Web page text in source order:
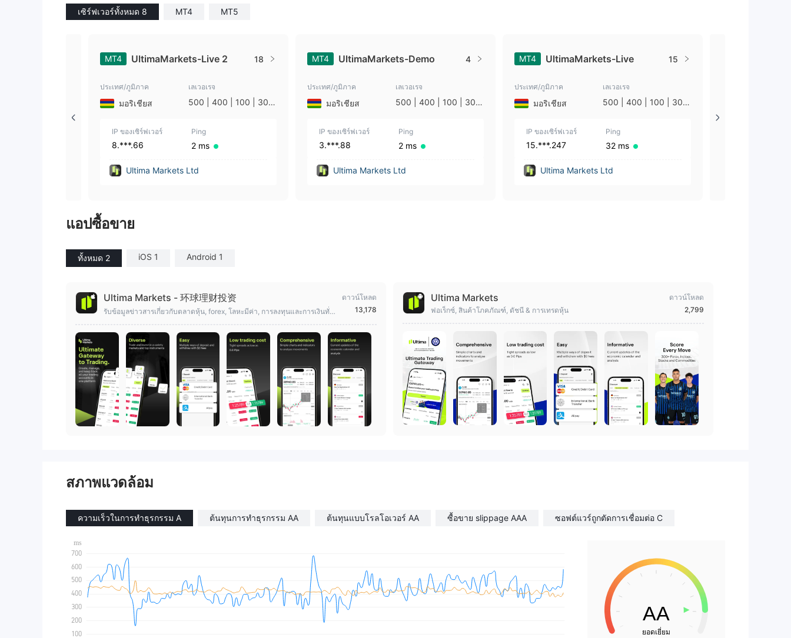
เซิร์ฟเวอร์ทั้งหมด 8 MT4 MT5
MT4 UltimaMarkets-Live 2 18
ประเทศ/ภูมิภาค
มอริเชียส
เลเวอเรจ
500 | 400 | 100 | 30 |
IP ของเซิร์ฟเวอร์
8.***.66
Ping
2 ms
Ultima Markets Ltd
MT4 UltimaMarkets-Demo 4
ประเทศ/ภูมิภาค
มอริเชียส
เลเวอเรจ
500 | 400 | 100 | 30 |
IP ของเซิร์ฟเวอร์
3.***.88
Ping
2 ms
Ultima Markets Ltd
MT4 UltimaMarkets-Live 15
ประเทศ/ภูมิภาค
มอริเชียส
เลเวอเรจ
500 | 400 | 100 | 30 |
IP ของเซิร์ฟเวอร์
15.***.247
Ping
32 ms
Ultima Markets Ltd
แอปซื้อขาย
ทั้งหมด 2 iOS 1 Android 1
Ultima Markets - 环球理财投资
รับข้อมูลข่าวสารเกี่ยวกับตลาดหุ้น, forex, โลหะมีค่า, การลงทุนและการเงินทั่วโ
ดาวน์โหลด
13,178
Ultima Markets
ฟอเร็กซ์, สินค้าโภคภัณฑ์, ดัชนี & การเทรดหุ้น
ดาวน์โหลด
2,799
สภาพแวดล้อม
ความเร็วในการทำธุรกรรม A ต้นทุนการทำธุรกรรม AA ต้นทุนแบบโรลโอเวอร์ AA ซื้อขาย slippage AAA ซอฟต์แวร์ถูกตัดการเชื่อมต่อ C